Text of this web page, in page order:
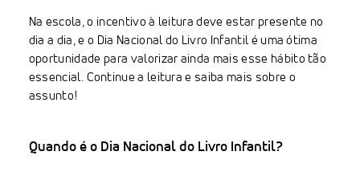
Na escola, o incentivo à leitura deve estar presente no
dia a dia, e o Dia Nacional do Livro Infantil é uma ótima
oportunidade para valorizar ainda mais esse hábito tão
essencial. Continue a leitura e saiba mais sobre o
assunto!
Quando é o Dia Nacional do Livro Infantil?